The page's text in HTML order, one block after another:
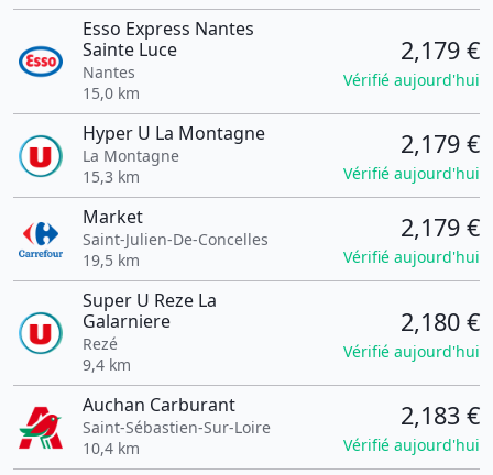
Esso Express Nantes
Sainte Luce
Nantes
15,0 km
2,179 €
Vérifié aujourd'hui
Hyper U La Montagne
La Montagne
15,3 km
2,179 €
Vérifié aujourd'hui
Market
Saint-Julien-De-Concelles
19,5 km
2,179 €
Vérifié aujourd'hui
Super U Reze La
Galarniere
Rezé
9,4 km
2,180 €
Vérifié aujourd'hui
Auchan Carburant
Saint-Sébastien-Sur-Loire
10,4 km
2,183 €
Vérifié aujourd'hui